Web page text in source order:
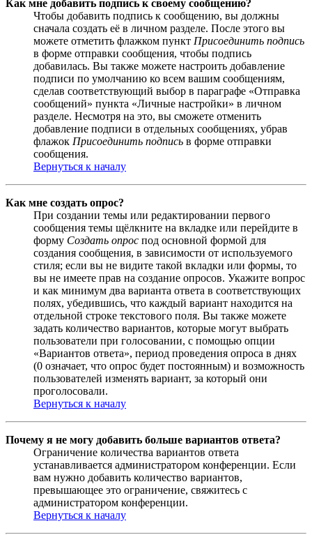
Как мне добавить подпись к своему сообщению?
Чтобы добавить подпись к сообщению, вы должны
сначала создать её в личном разделе. После этого вы
можете отметить флажком пункт Присоединить подпись
в форме отправки сообщения, чтобы подпись
добавилась. Вы также можете настроить добавление
подписи по умолчанию ко всем вашим сообщениям,
сделав соответствующий выбор в параграфе «Отправка
сообщений» пункта «Личные настройки» в личном
разделе. Несмотря на это, вы сможете отменить
добавление подписи в отдельных сообщениях, убрав
флажок Присоединить подпись в форме отправки
сообщения.
Вернуться к началу
Как мне создать опрос?
При создании темы или редактировании первого
сообщения темы щёлкните на вкладке или перейдите в
форму Создать опрос под основной формой для
создания сообщения, в зависимости от используемого
стиля; если вы не видите такой вкладки или формы, то
вы не имеете прав на создание опросов. Укажите вопрос
и как минимум два варианта ответа в соответствующих
полях, убедившись, что каждый вариант находится на
отдельной строке текстового поля. Вы также можете
задать количество вариантов, которые могут выбрать
пользователи при голосовании, с помощью опции
«Вариантов ответа», период проведения опроса в днях
(0 означает, что опрос будет постоянным) и возможность
пользователей изменять вариант, за который они
проголосовали.
Вернуться к началу
Почему я не могу добавить больше вариантов ответа?
Ограничение количества вариантов ответа
устанавливается администратором конференции. Если
вам нужно добавить количество вариантов,
превышающее это ограничение, свяжитесь с
администратором конференции.
Вернуться к началу